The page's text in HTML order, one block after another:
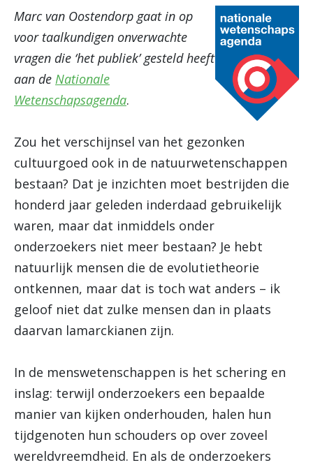
Marc van Oostendorp gaat in op
voor taalkundigen onverwachte
vragen die ‘het publiek’ gesteld heeft
aan de Nationale
Wetenschapsagenda.
Zou het verschijnsel van het gezonken
cultuurgoed ook in de natuurwetenschappen
bestaan? Dat je inzichten moet bestrijden die
honderd jaar geleden inderdaad gebruikelijk
waren, maar dat inmiddels onder
onderzoekers niet meer bestaan? Je hebt
natuurlijk mensen die de evolutietheorie
ontkennen, maar dat is toch wat anders – ik
geloof niet dat zulke mensen dan in plaats
daarvan lamarckianen zijn.
In de menswetenschappen is het schering en
inslag: terwijl onderzoekers een bepaalde
manier van kijken onderhouden, halen hun
tijdgenoten hun schouders op over zoveel
wereldvreemdheid. En als de onderzoekers